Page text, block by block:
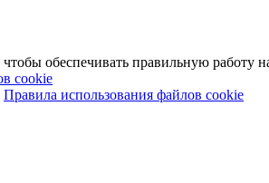
обеспечивать правильную работу
cookie
Правила использования файлов cookie